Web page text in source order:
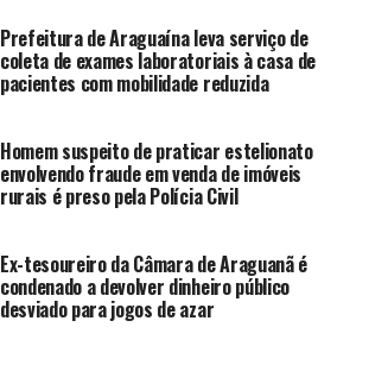
Prefeitura de Araguaína leva serviço de
coleta de exames laboratoriais à casa de
pacientes com mobilidade reduzida
Homem suspeito de praticar estelionato
envolvendo fraude em venda de imóveis
rurais é preso pela Polícia Civil
Ex-tesoureiro da Câmara de Araguanã é
condenado a devolver dinheiro público
desviado para jogos de azar